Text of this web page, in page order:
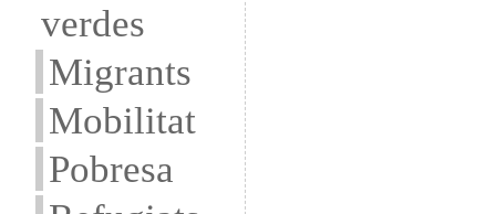
verdes
Migrants
Mobilitat
Pobresa